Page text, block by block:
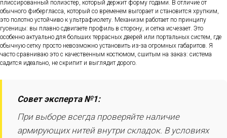
плиссированный полиэстер, который держит форму годами. В отличие от
обычного фибергласса, который со временем выгорает и становится хрупким,
это полотно устойчиво к ультрафиолету. Механизм работает по принципу
гусеницы: вы плавно сдвигаете профиль в сторону, и сетка исчезает. Это
особенно актуально для больших террасных дверей или портальных систем, где
обычную сетку просто невозможно установить из-за огромных габаритов. Я
часто сравниваю это с качественным костюмом, сшитым на заказ: система
садится идеально, не скрипит и выглядит дорого.
Совет эксперта №1:
При выборе всегда проверяйте наличие
армирующих нитей внутри складок. В условиях